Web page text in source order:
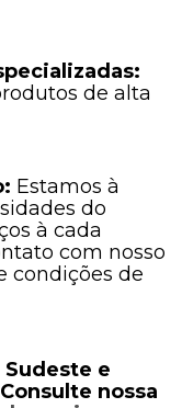
de alta
Estamos à
do
à cada
com nosso
condições de
e
nossa